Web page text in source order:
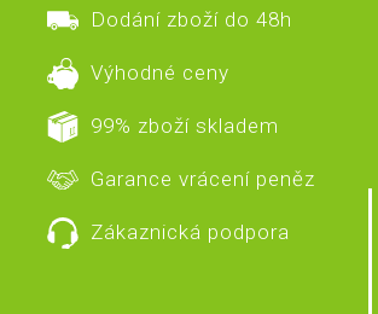
Dodání zboží do 48h
Výhodné ceny
99% zboží skladem
Garance vrácení peněz
Zákaznická podpora